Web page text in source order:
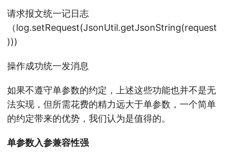
请求报文统一记日志
（log.setRequest(JsonUtil.getJsonString(request
)))
操作成功统一发消息
如果不遵守单参数的约定，上述这些功能也并不是无
法实现，但所需花费的精力远大于单参数，一个简单
的约定带来的优势，我们认为是值得的。
单参数入参兼容性强